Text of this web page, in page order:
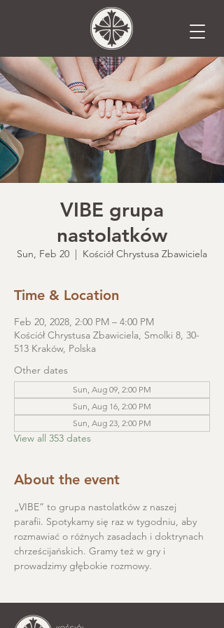
VIBE grupa
nastolatków
Sun, Feb 20
  |
Kościół Chrystusa Zbawiciela
Time & Location
Feb 20, 2028, 2:00 PM – 4:00 PM
Kościół Chrystusa Zbawiciela, Smolki 8, 30-
513 Kraków, Polska
Other dates
Sun, Aug 09, 2:00 PM
Sun, Aug 16, 2:00 PM
Sun, Aug 23, 2:00 PM
View all 353 dates
About the event
„VIBE” to grupa nastolatków z naszej
parafii. Spotykamy się raz w tygodniu, aby
rozmawiać o różnych zasadach i doktrynach
chrześcijańskich. Gramy też w gry i
prowadzimy głębokie rozmowy.